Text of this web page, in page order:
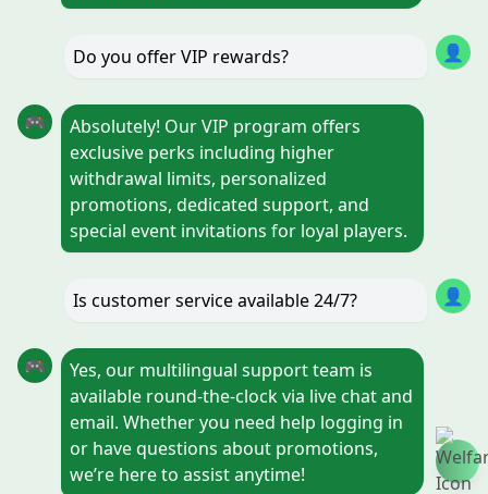
Do you offer VIP rewards? 👤
🎮
Absolutely! Our VIP program offers
exclusive perks including higher
withdrawal limits, personalized
promotions, dedicated support, and
special event invitations for loyal players.
Is customer service available 24/7? 👤
🎮
Yes, our multilingual support team is
available round-the-clock via live chat and
email. Whether you need help logging in
or have questions about promotions,
we’re here to assist anytime!